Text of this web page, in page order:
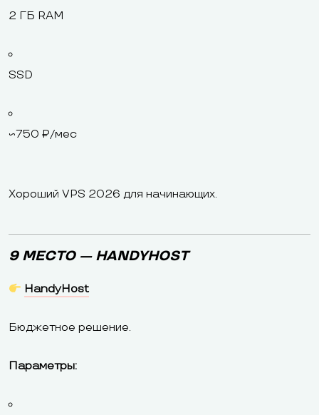
2 ГБ RAM
SSD
~750 ₽/мес
Хороший VPS 2026 для начинающих.
9 МЕСТО — HANDYHOST
HandyHost
Бюджетное решение.
Параметры: